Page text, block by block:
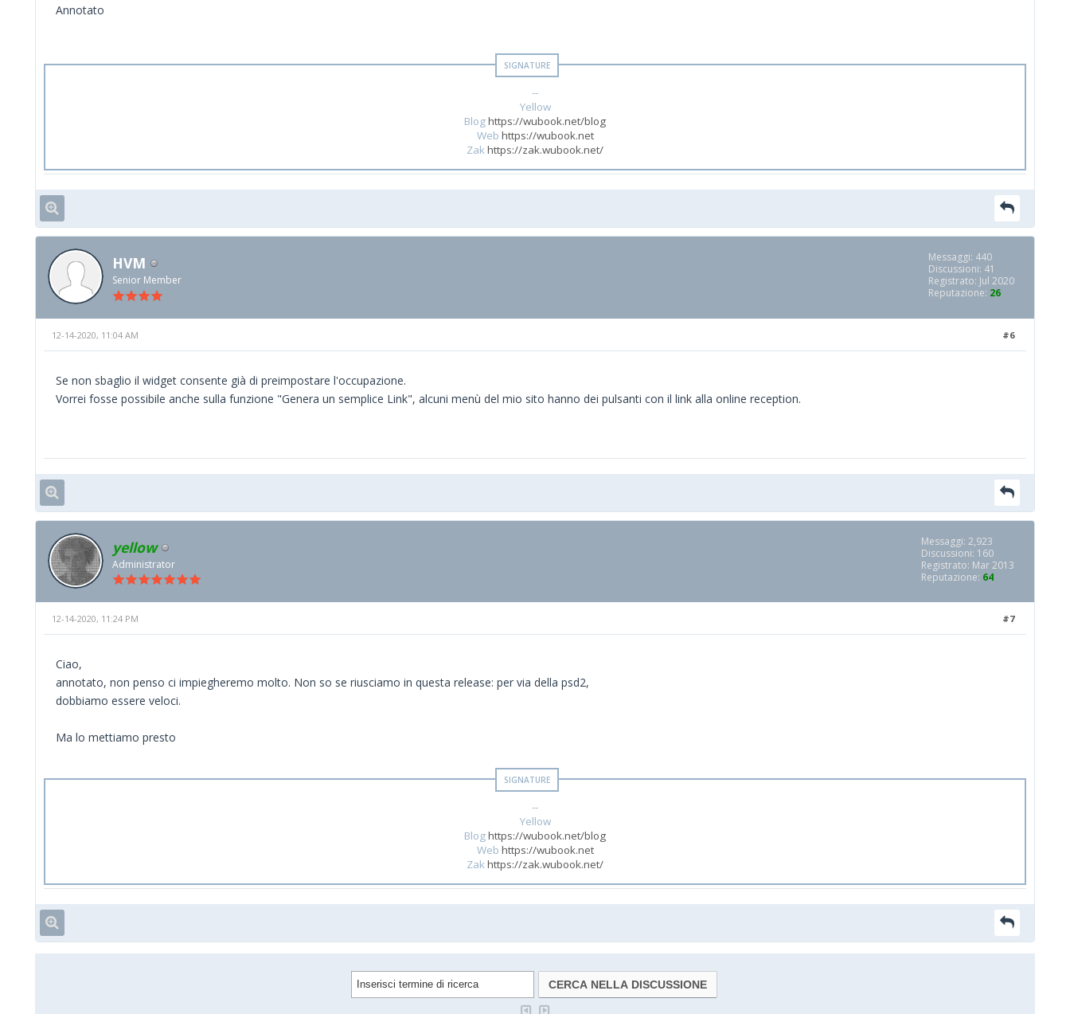
Annotato
--
Yellow
Bloghttps://wubook.net/blog
Web https://wubook.net
Zakhttps://zak.wubook.net/
HVM
Senior Member
Messaggi: 440
Discussioni: 41
Registrato: Jul 2020
Reputazione: 26
#6
12-14-2020, 11:04 AM
Se non sbaglio il widget consente già di preimpostare l'occupazione.
Vorrei fosse possibile anche sulla funzione "Genera un semplice Link", alcuni menù del mio sito hanno dei pulsanti con il link alla online reception.
yellow
Administrator
Messaggi: 2,923
Discussioni: 160
Registrato: Mar 2013
Reputazione: 64
#7
12-14-2020, 11:24 PM
Ciao,
annotato, non penso ci impiegheremo molto. Non so se riusciamo in questa release: per via della psd2,
dobbiamo essere veloci.
Ma lo mettiamo presto
--
Yellow
Bloghttps://wubook.net/blog
Web https://wubook.net
Zakhttps://zak.wubook.net/